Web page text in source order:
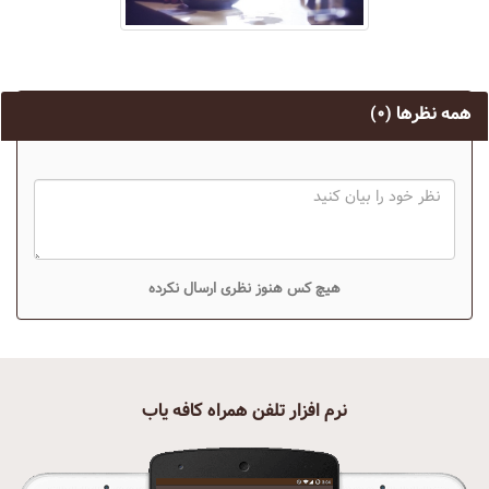
همه نظرها (۰)
هیچ کس هنوز نظری ارسال نکرده
نرم افزار تلفن همراه کافه یاب